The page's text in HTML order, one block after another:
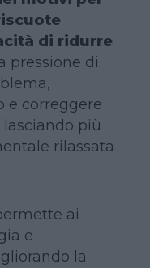
di ridurre
pressione di
e correggere
più
rilassata
ai
e
la